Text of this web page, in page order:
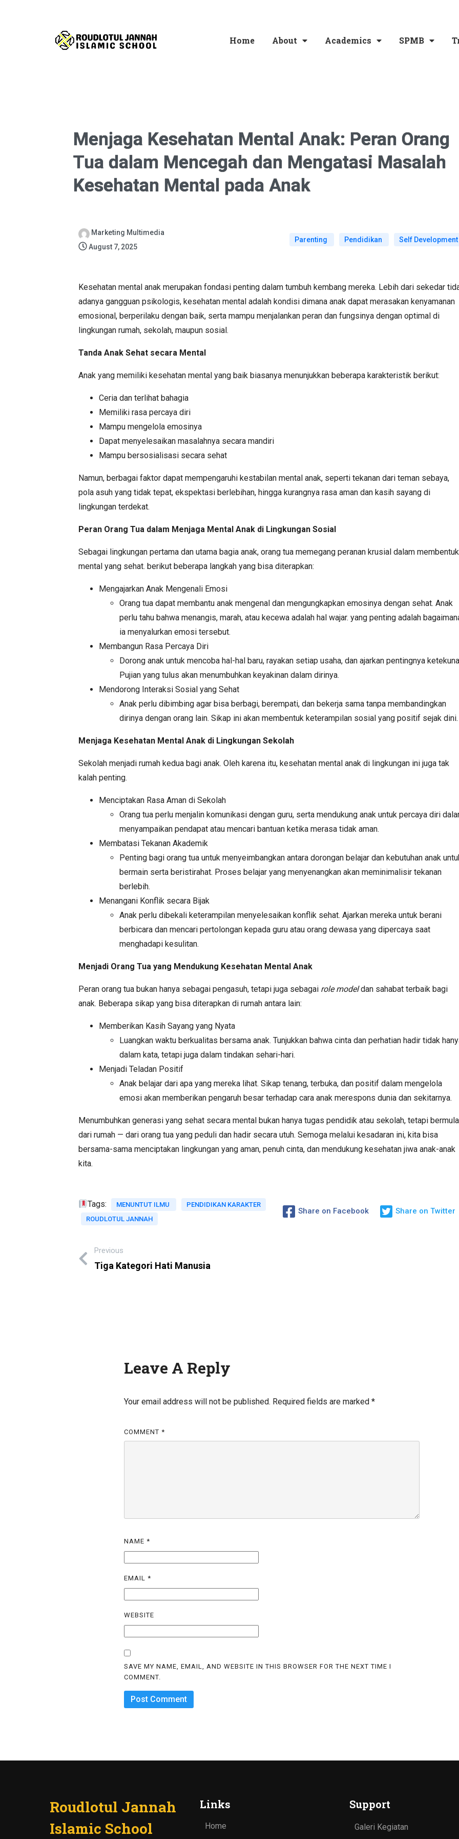
Home About Academics SPMB
Menjaga Kesehatan Mental Anak: Peran Orang
Tua dalam Mencegah dan Mengatasi Masalah
Kesehatan Mental pada Anak
Marketing Multimedia
August 7, 2025
Parenting Pendidikan Self Development
Kesehatan mental anak merupakan fondasi penting dalam tumbuh kembang mereka. Lebih dari sekedar
adanya gangguan psikologis, kesehatan mental adalah kondisi dimana anak dapat merasakan kenyamanan
emosional, berperilaku dengan baik, serta mampu menjalankan peran dan fungsinya dengan optimal di
lingkungan rumah, sekolah, maupun sosial.
Tanda Anak Sehat secara Mental
Anak yang memiliki kesehatan mental yang baik biasanya menunjukkan beberapa karakteristik berikut:
Ceria dan terlihat bahagia
Memiliki rasa percaya diri
Mampu mengelola emosinya
Dapat menyelesaikan masalahnya secara mandiri
Mampu bersosialisasi secara sehat
Namun, berbagai faktor dapat mempengaruhi kestabilan mental anak, seperti tekanan dari teman sebaya,
pola asuh yang tidak tepat, ekspektasi berlebihan, hingga kurangnya rasa aman dan kasih sayang di
lingkungan terdekat.
Peran Orang Tua dalam Menjaga Mental Anak di Lingkungan Sosial
Sebagai lingkungan pertama dan utama bagia anak, orang tua memegang peranan krusial dalam membentuk
mental yang sehat. berikut beberapa langkah yang bisa diterapkan:
Mengajarkan Anak Mengenali Emosi
Orang tua dapat membantu anak mengenal dan mengungkapkan emosinya dengan sehat. Anak
perlu tahu bahwa menangis, marah, atau kecewa adalah hal wajar. yang penting adalah
ia menyalurkan emosi tersebut.
Membangun Rasa Percaya Diri
Dorong anak untuk mencoba hal-hal baru, rayakan setiap usaha, dan ajarkan pentingnya
Pujian yang tulus akan menumbuhkan keyakinan dalam dirinya.
Mendorong Interaksi Sosial yang Sehat
Anak perlu dibimbing agar bisa berbagi, berempati, dan bekerja sama tanpa membandingkan
dirinya dengan orang lain. Sikap ini akan membentuk keterampilan sosial yang positif sejak dini.
Menjaga Kesehatan Mental Anak di Lingkungan Sekolah
Sekolah menjadi rumah kedua bagi anak. Oleh karena itu, kesehatan mental anak di lingkungan ini juga tak
kalah penting.
Menciptakan Rasa Aman di Sekolah
Orang tua perlu menjalin komunikasi dengan guru, serta mendukung anak untuk percaya diri
menyampaikan pendapat atau mencari bantuan ketika merasa tidak aman.
Membatasi Tekanan Akademik
Penting bagi orang tua untuk menyeimbangkan antara dorongan belajar dan kebutuhan anak
bermain serta beristirahat. Proses belajar yang menyenangkan akan meminimalisir tekanan
berlebih.
Menangani Konflik secara Bijak
Anak perlu dibekali keterampilan menyelesaikan konflik sehat. Ajarkan mereka untuk berani
berbicara dan mencari pertolongan kepada guru atau orang dewasa yang dipercaya saat
menghadapi kesulitan.
Menjadi Orang Tua yang Mendukung Kesehatan Mental Anak
Peran orang tua bukan hanya sebagai pengasuh, tetapi juga sebagai role modeldan sahabat terbaik bagi
anak. Beberapa sikap yang bisa diterapkan di rumah antara lain:
Memberikan Kasih Sayang yang Nyata
Luangkan waktu berkualitas bersama anak. Tunjukkan bahwa cinta dan perhatian hadir tidak
dalam kata, tetapi juga dalam tindakan sehari-hari.
Menjadi Teladan Positif
Anak belajar dari apa yang mereka lihat. Sikap tenang, terbuka, dan positif dalam mengelola
emosi akan memberikan pengaruh besar terhadap cara anak merespons dunia dan sekitarnya.
Menumbuhkan generasi yang sehat secara mental bukan hanya tugas pendidik atau sekolah, tetapi bermula
dari rumah — dari orang tua yang peduli dan hadir secara utuh. Semoga melalui kesadaran ini, kita bisa
bersama-sama menciptakan lingkungan yang aman, penuh cinta, dan mendukung kesehatan jiwa anak-anak
kita.
Tags: MENUNTUT ILMU
PENDIDIKAN KARAKTER
ROUDLOTUL JANNAH
Share on Facebook Share on Twitter
Previous
Tiga Kategori Hati Manusia
Leave A Reply
Your email address will not be published. Required fields are marked*
COMMENT*
NAME*
EMAIL*
WEBSITE
SAVE MY NAME, EMAIL, AND WEBSITE IN THIS BROWSER FOR THE NEXT TIME I
COMMENT.
Roudlotul Jannah
Islamic School
Links
Home
Support
Galeri Kegiatan